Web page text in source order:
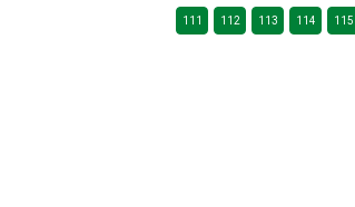
111 112 113 114 115